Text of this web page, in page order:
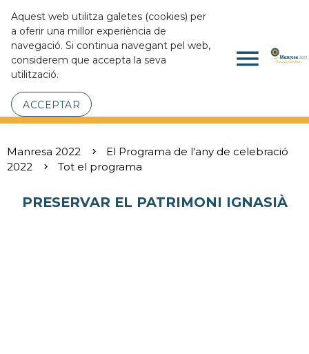
Aquest web utilitza galetes (cookies) per
a oferir una millor experiència de
navegació. Si continua navegant pel web,
considerem que accepta la seva
utilització.
ACCEPTAR
menu
Manresa 2022
El Programa de l'any de celebració
2022
Tot el programa
PRESERVAR EL PATRIMONI IGNASIÀ